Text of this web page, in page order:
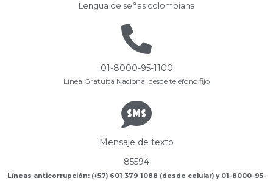
Lengua de señas colombiana
01-8000-95-1100
Línea Gratuita Nacional desde teléfono fijo
Mensaje de texto
85594
Líneas anticorrupción: (+57) 601 379 1088 (desde celular) y 01-8000-95-